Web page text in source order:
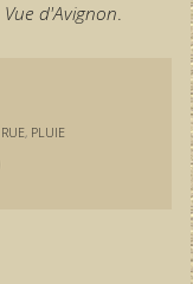
Vue d'Avignon.
RUE, PLUIE